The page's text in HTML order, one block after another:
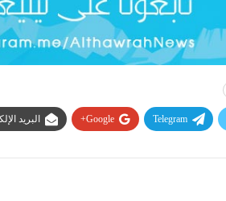
Telegram
Google+ البريد